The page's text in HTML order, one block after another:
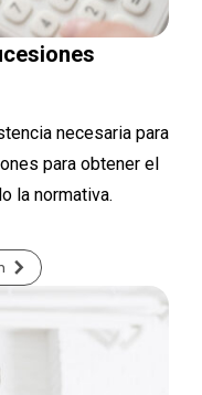
necesaria para
para obtener el
la normativa.